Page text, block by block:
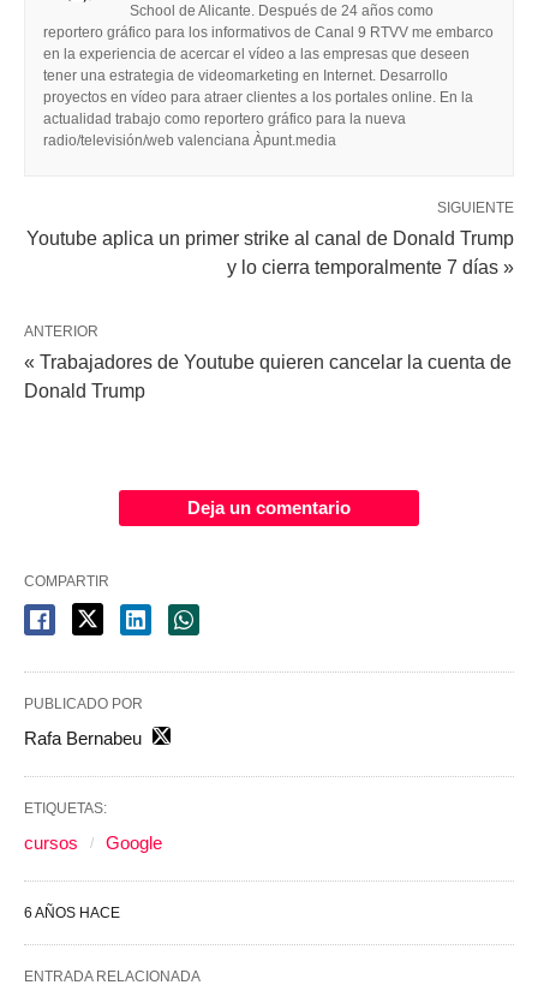
School de Alicante. Después de 24 años como
reportero gráfico para los informativos de Canal 9 RTVV me embarco
en la experiencia de acercar el vídeo a las empresas que deseen
tener una estrategia de videomarketing en Internet. Desarrollo
proyectos en vídeo para atraer clientes a los portales online. En la
actualidad trabajo como reportero gráfico para la nueva
radio/televisión/web valenciana Àpunt.media
SIGUIENTE
Youtube aplica un primer strike al canal de Donald Trump
y lo cierra temporalmente 7 días »
ANTERIOR
« Trabajadores de Youtube quieren cancelar la cuenta de
Donald Trump
Deja un comentario
COMPARTIR
PUBLICADO POR
Rafa Bernabeu
ETIQUETAS:
cursos Google
6 AÑOS HACE
ENTRADA RELACIONADA